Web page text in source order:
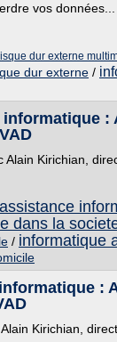
vos données...
dur externe
dur externe /
:
Alain Kirichian,
assistance
dans la
/ informatique
:
Kirichian,